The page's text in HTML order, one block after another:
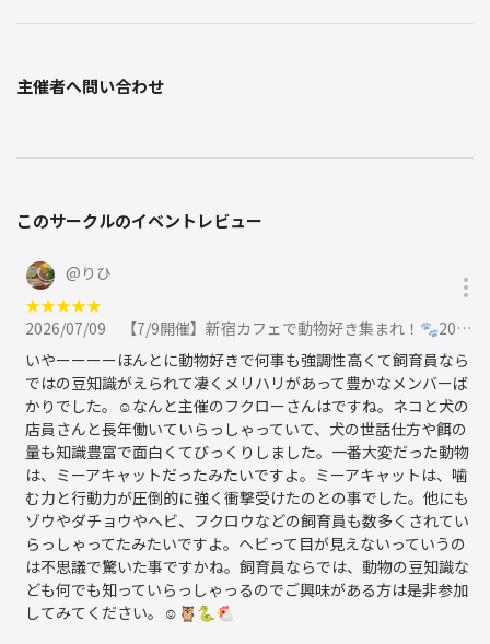
主催者へ問い合わせ
このサークルのイベントレビュー
@ りひ
★★★★★
2026/07/09
【7/9開催】新宿カフェで動物好き集まれ！🐾20代30代カフェ交流会・満席続出企画☕️に参加
いやーーーーほんとに動物好きで何事も強調性高くて飼育員なら
ではの豆知識がえられて凄くメリハリがあって豊かなメンバーば
かりでした。☺なんと主催のフクローさんはですね。ネコと犬の
店員さんと長年働いていらっしゃっていて、犬の世話仕方や餌の
量も知識豊富で面白くてびっくりしました。一番大変だった動物
は、ミーアキャットだったみたいですよ。ミーアキャットは、噛
む力と行動力が圧倒的に強く衝撃受けたのとの事でした。他にも
ゾウやダチョウやヘビ、フクロウなどの飼育員も数多くされてい
らっしゃってたみたいですよ。ヘビって目が見えないっていうの
は不思議で驚いた事ですかね。飼育員ならでは、動物の豆知識な
ども何でも知っていらっしゃっるのでご興味がある方は是非参加
してみてください。☺🦉🐍🐔